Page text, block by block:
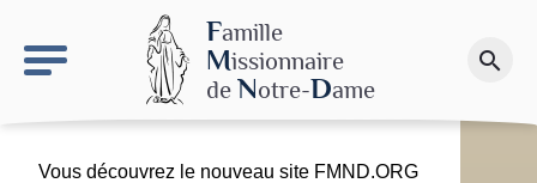
Famille
Missionnaire
de Notre-Dame
search
Faire un don
Vous découvrez le nouveau site FMND.ORG